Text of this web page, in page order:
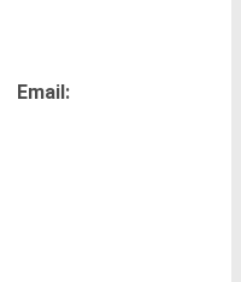
Email: